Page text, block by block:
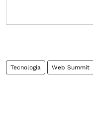
Tecnologia Web Summit